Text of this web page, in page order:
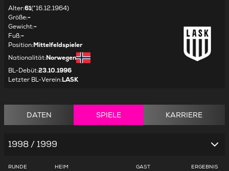
Alter:61(*16.12.1964)
Größe:-
Gewicht:-
Fuß:-
Position:Mittelfeldspieler
Nationalität:Norwegen
BL-Debüt:23.10.1996
Letzter BL-Verein:LASK
DATEN SPIELE KARRIERE
1998 / 1999
RUNDE HEIM GAST ERGEBNIS